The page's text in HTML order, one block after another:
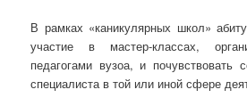
В рамках «каникулярных школ»
участие в мастер-классах,
педагогами вузоа, и
специалиста в той или иной сфере